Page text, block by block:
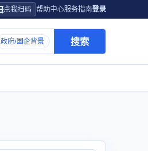
点我扫码 帮助中心服务指南登录
政府/国企背景 搜索